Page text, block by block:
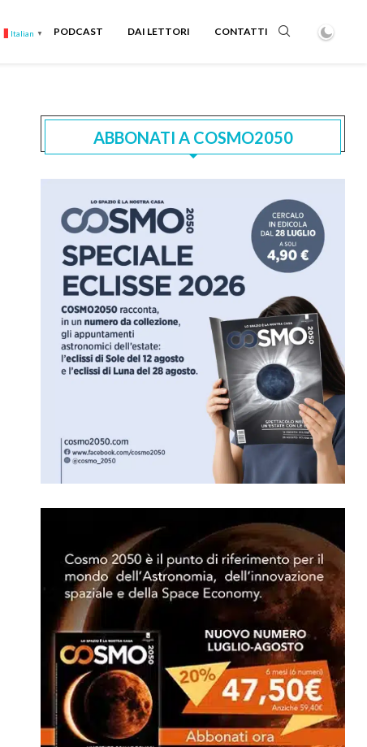
Italian ▼ PODCAST DAI LETTORI CONTATTI
ABBONATI A COSMO2050